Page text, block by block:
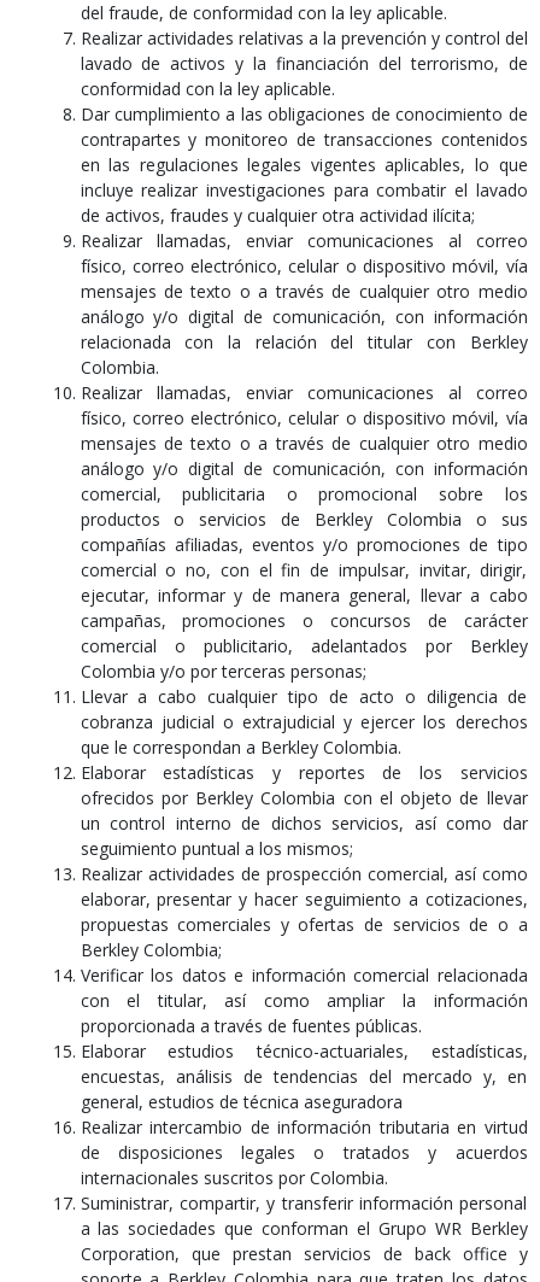
del fraude, de conformidad con la ley aplicable.
Realizar actividades relativas a la prevención y control del
lavado de activos y la financiación del terrorismo, de
conformidad con la ley aplicable.
Dar cumplimiento a las obligaciones de conocimiento de
contrapartes y monitoreo de transacciones contenidos
en las regulaciones legales vigentes aplicables, lo que
incluye realizar investigaciones para combatir el lavado
de activos, fraudes y cualquier otra actividad ilícita;
Realizar llamadas, enviar comunicaciones al correo
físico, correo electrónico, celular o dispositivo móvil, vía
mensajes de texto o a través de cualquier otro medio
análogo y/o digital de comunicación, con información
relacionada con la relación del titular con Berkley
Colombia.
Realizar llamadas, enviar comunicaciones al correo
físico, correo electrónico, celular o dispositivo móvil, vía
mensajes de texto o a través de cualquier otro medio
análogo y/o digital de comunicación, con información
comercial, publicitaria o promocional sobre los
productos o servicios de Berkley Colombia o sus
compañías afiliadas, eventos y/o promociones de tipo
comercial o no, con el fin de impulsar, invitar, dirigir,
ejecutar, informar y de manera general, llevar a cabo
campañas, promociones o concursos de carácter
comercial o publicitario, adelantados por Berkley
Colombia y/o por terceras personas;
Llevar a cabo cualquier tipo de acto o diligencia de
cobranza judicial o extrajudicial y ejercer los derechos
que le correspondan a Berkley Colombia.
Elaborar estadísticas y reportes de los servicios
ofrecidos por Berkley Colombia con el objeto de llevar
un control interno de dichos servicios, así como dar
seguimiento puntual a los mismos;
Realizar actividades de prospección comercial, así como
elaborar, presentar y hacer seguimiento a cotizaciones,
propuestas comerciales y ofertas de servicios de o a
Berkley Colombia;
Verificar los datos e información comercial relacionada
con el titular, así como ampliar la información
proporcionada a través de fuentes públicas.
Elaborar estudios técnico-actuariales, estadísticas,
encuestas, análisis de tendencias del mercado y, en
general, estudios de técnica aseguradora
Realizar intercambio de información tributaria en virtud
de disposiciones legales o tratados y acuerdos
internacionales suscritos por Colombia.
Suministrar, compartir, y transferir información personal
a las sociedades que conforman el Grupo WR Berkley
Corporation, que prestan servicios de back office y